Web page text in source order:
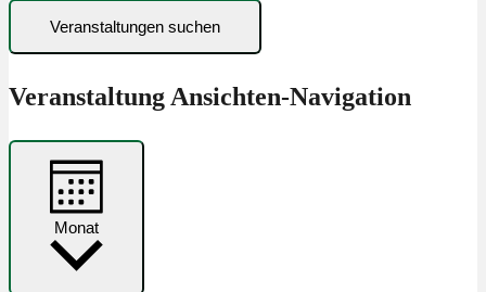
Veranstaltungen suchen
Veranstaltung Ansichten-Navigation
Monat